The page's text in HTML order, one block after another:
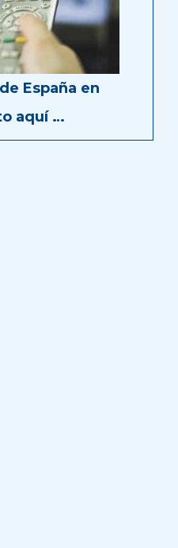
España en
aquí …